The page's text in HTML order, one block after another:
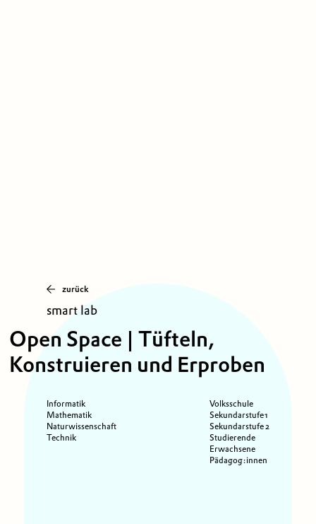
zurück
smart lab
Open Space | Tüfteln,
Konstruieren und Erproben
Informatik
Mathematik
Naturwissenschaft
Technik
Volksschule
Sekundarstufe 1
Sekundarstufe 2
Studierende
Erwachsene
Pädagog:innen